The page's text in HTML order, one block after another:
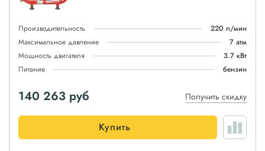
Производительность
220 л/мин
Максимальное давление
7 атм
Мощность двигателя
3.7 кВт
Питание
бензин
140 263 руб Получить скидку
Купить